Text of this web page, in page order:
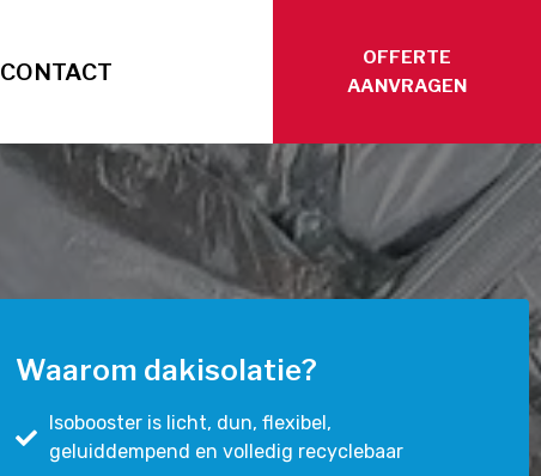
CONTACT
OFFERTE
AANVRAGEN
Waarom dakisolatie?
Isobooster is licht, dun, flexibel,
geluiddempend en volledig recyclebaar